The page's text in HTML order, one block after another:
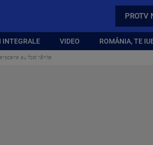
PROTV
INTEGRALE VIDEO ROMÂNIA, TE
au fost rănite